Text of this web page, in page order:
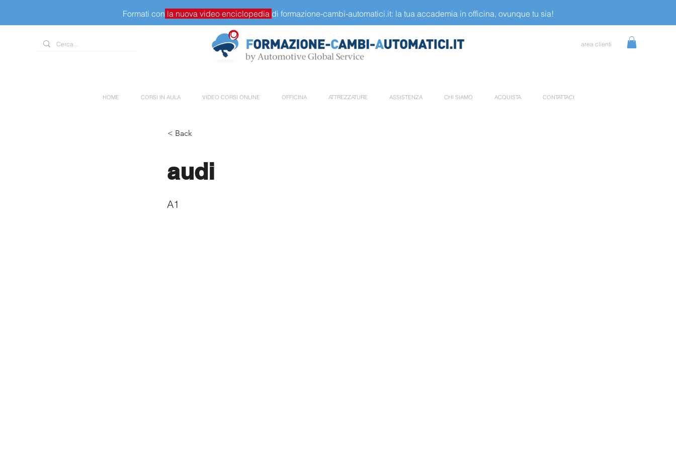
Formati con la nuova video enciclopedia di formazione-cambi-automatici.it: la tua accademia in officina, ovunque tu sia!
area clienti
HOME CORSI IN AULA VIDEO CORSI ONLINE OFFICINA ATTREZZATURE ASSISTENZA CHI SIAMO ACQUISTA CONTATTACI
< Back
audi
A1